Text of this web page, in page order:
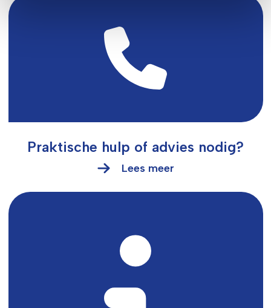
Praktische hulp of advies nodig?
Lees meer